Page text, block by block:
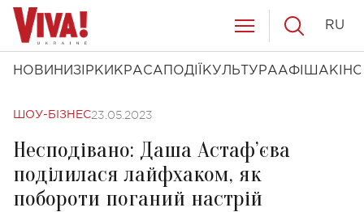
НОВИНИ ЗІРКИ КРАСА ПОДІЇ КУЛЬТУРААФІША КІНО
RU
ШОУ-БІЗНЕС23.05.2023
Несподівано: Даша Астаф’єва
поділилася лайфхаком, як
побороти поганий настрій